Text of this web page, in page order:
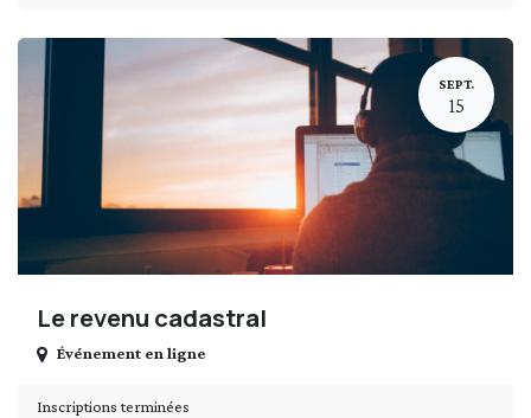
SEPT.
15
Le revenu cadastral
Événement en ligne
Inscriptions terminées